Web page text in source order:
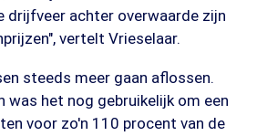
drijfveer achter overwaarde zijn
vertelt Vrieselaar.
steeds meer gaan aflossen.
was het nog gebruikelijk om een
voor zo'n 110 procent van de